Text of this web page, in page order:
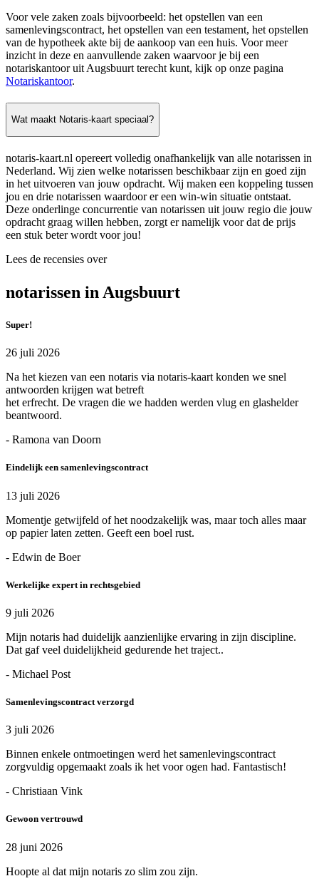
Voor vele zaken zoals bijvoorbeeld: het opstellen van een
samenlevingscontract, het opstellen van een testament, het opstellen
van de hypotheek akte bij de aankoop van een huis. Voor meer
inzicht in deze en aanvullende zaken waarvoor je bij een
notariskantoor uit Augsbuurt terecht kunt, kijk op onze pagina
Notariskantoor.
Wat maakt Notaris-kaart speciaal?
notaris-kaart.nl opereert volledig onafhankelijk van alle notarissen in
Nederland. Wij zien welke notarissen beschikbaar zijn en goed zijn
in het uitvoeren van jouw opdracht. Wij maken een koppeling tussen
jou en drie notarissen waardoor er een win-win situatie ontstaat.
Deze onderlinge concurrentie van notarissen uit jouw regio die jouw
opdracht graag willen hebben, zorgt er namelijk voor dat de prijs
een stuk beter wordt voor jou!
Lees de recensies over
notarissen in Augsbuurt
Super!
26 juli 2026
Na het kiezen van een notaris via notaris-kaart konden we snel
antwoorden krijgen wat betreft
het erfrecht. De vragen die we hadden werden vlug en glashelder
beantwoord.
- Ramona van Doorn
Eindelijk een samenlevingscontract
13 juli 2026
Momentje getwijfeld of het noodzakelijk was, maar toch alles maar
op papier laten zetten. Geeft een boel rust.
- Edwin de Boer
Werkelijke expert in rechtsgebied
9 juli 2026
Mijn notaris had duidelijk aanzienlijke ervaring in zijn discipline.
Dat gaf veel duidelijkheid gedurende het traject..
- Michael Post
Samenlevingscontract verzorgd
3 juli 2026
Binnen enkele ontmoetingen werd het samenlevingscontract
zorgvuldig opgemaakt zoals ik het voor ogen had. Fantastisch!
- Christiaan Vink
Gewoon vertrouwd
28 juni 2026
Hoopte al dat mijn notaris zo slim zou zijn.